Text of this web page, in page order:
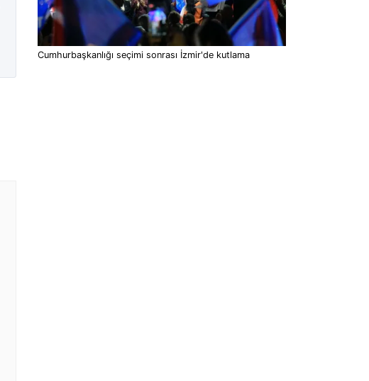
Cumhurbaşkanlığı seçimi sonrası İzmir'de kutlama